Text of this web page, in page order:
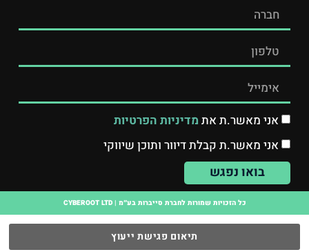
אני מאשר.ת את מדיניות הפרטיות
אני מאשר.ת קבלת דיוור ותוכן שיווקי
בואו נפגש
כל הזכויות שמורות לחברת סייברות בע״מ | CYBEROOT LTD
תיאום פגישת ייעוץ